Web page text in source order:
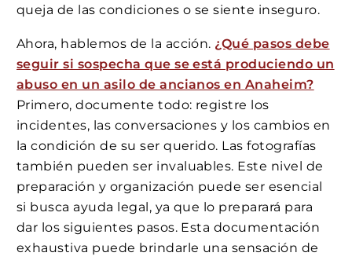
queja de las condiciones o se siente inseguro.
Ahora, hablemos de la acción. ¿Qué pasos debe
seguir si sospecha que se está produciendo un
abuso en un asilo de ancianos en Anaheim?
Primero, documente todo: registre los
incidentes, las conversaciones y los cambios en
la condición de su ser querido. Las fotografías
también pueden ser invaluables. Este nivel de
preparación y organización puede ser esencial
si busca ayuda legal, ya que lo preparará para
dar los siguientes pasos. Esta documentación
exhaustiva puede brindarle una sensación de